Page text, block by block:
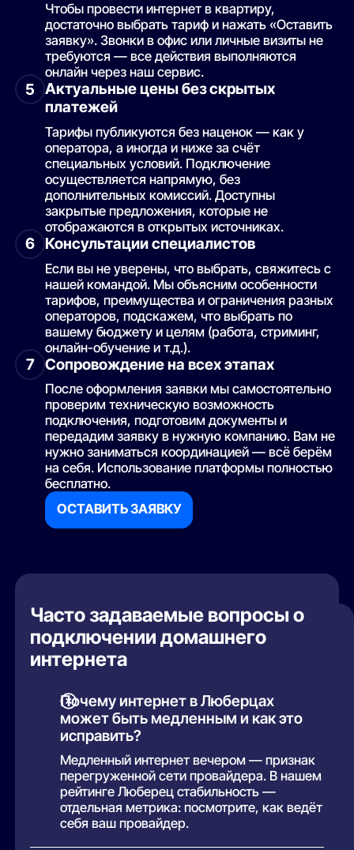
Чтобы провести интернет в квартиру,
достаточно выбрать тариф и нажать «Оставить
заявку». Звонки в офис или личные визиты не
требуются — все действия выполняются
онлайн через наш сервис.
5
Актуальные цены без скрытых
платежей
Тарифы публикуются без наценок — как у
оператора, а иногда и ниже за счёт
специальных условий. Подключение
осуществляется напрямую, без
дополнительных комиссий. Доступны
закрытые предложения, которые не
отображаются в открытых источниках.
6 Консультации специалистов
Если вы не уверены, что выбрать, свяжитесь с
нашей командой. Мы объясним особенности
тарифов, преимущества и ограничения разных
операторов, подскажем, что выбрать по
вашему бюджету и целям (работа, стриминг,
онлайн-обучение и т.д.).
7 Сопровождение на всех этапах
После оформления заявки мы самостоятельно
проверим техническую возможность
подключения, подготовим документы и
передадим заявку в нужную компанию. Вам не
нужно заниматься координацией — всё берём
на себя. Использование платформы полностью
бесплатно.
ОСТАВИТЬ ЗАЯВКУ
Часто задаваемые вопросы о
подключении домашнего
интернета
Почему интернет в Люберцах
может быть медленным и как это
исправить?
Медленный интернет вечером — признак
перегруженной сети провайдера. В нашем
рейтинге Люберец стабильность —
отдельная метрика: посмотрите, как ведёт
себя ваш провайдер.